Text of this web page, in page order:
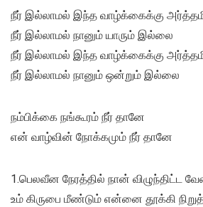
நீர் இல்லாமல் இந்த வாழ்க்கைக்கு
நீர் இல்லாமல் நானும் யாரும் இல்லை
நீர் இல்லாமல் இந்த வாழ்க்கைக்கு
நீர் இல்லாமல் நானும் ஒன்றும் இல்லை
நம்பிக்கை நங்கூரம் நீர் தானே
என் வாழ்வின் நோக்கமும் நீர் தானே
1.பெலவீன நேரத்தில் நான் விழுந்திட்ட
உம் கிருபை மீண்டும் என்னை தூக்கி